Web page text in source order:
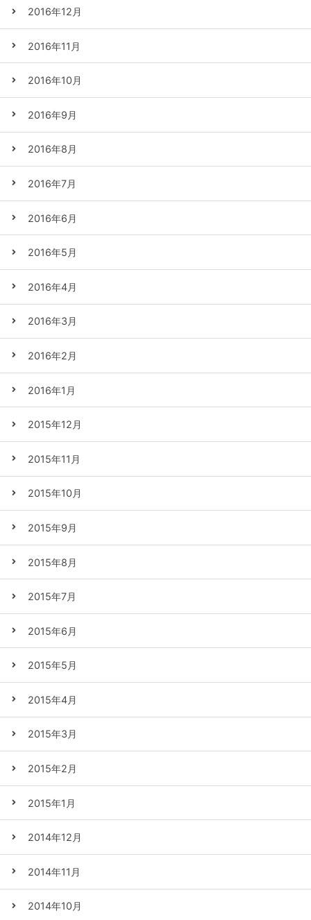
2016年12月
2016年11月
2016年10月
2016年9月
2016年8月
2016年7月
2016年6月
2016年5月
2016年4月
2016年3月
2016年2月
2016年1月
2015年12月
2015年11月
2015年10月
2015年9月
2015年8月
2015年7月
2015年6月
2015年5月
2015年4月
2015年3月
2015年2月
2015年1月
2014年12月
2014年11月
2014年10月